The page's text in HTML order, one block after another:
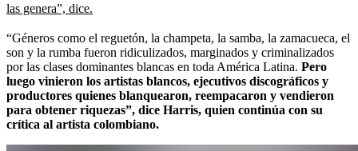
las genera”, dice.
“Géneros como el reguetón, la champeta, la samba, la zamacueca, el
son y la rumba fueron ridiculizados, marginados y criminalizados
por las clases dominantes blancas en toda América Latina. Pero
luego vinieron los artistas blancos, ejecutivos discográficos y
productores quienes blanquearon, reempacaron y vendieron
para obtener riquezas”, dice Harris, quien continúa con su
crítica al artista colombiano.